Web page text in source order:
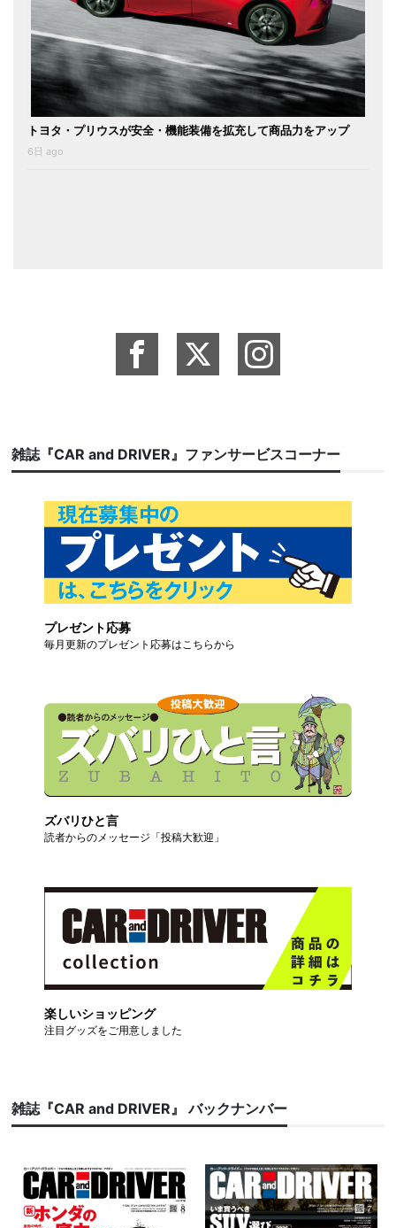
トヨタ・プリウスが安全・機能装備を拡充して商品力をアップ
6日 ago
雑誌『CAR and DRIVER』ファンサービスコーナー
プレゼント応募
毎月更新のプレゼント応募はこちらから
ズバリひと言
読者からのメッセージ「投稿大歓迎」
楽しいショッピング
注目グッズをご用意しました
雑誌『CAR and DRIVER』 バックナンバー